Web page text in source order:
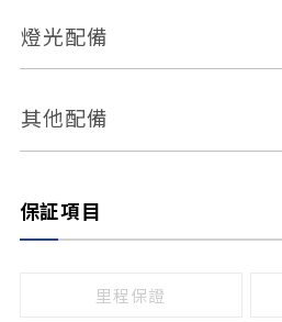
倒車雷達
無
引擎啟閉系統
燈光配備
感應頭燈
頭燈光源
其他配備
保証項目
里程保證